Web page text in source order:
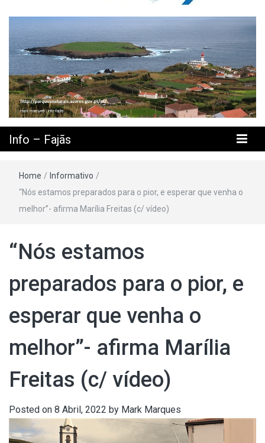
Info – Fajãs
Home / Informativo /
“Nós estamos preparados para o pior, e esperar que venha o
melhor”- afirma Marília Freitas (c/ vídeo)
“Nós estamos
preparados para o pior, e
esperar que venha o
melhor”- afirma Marília
Freitas (c/ vídeo)
Posted on 8 Abril, 2022 by Mark Marques